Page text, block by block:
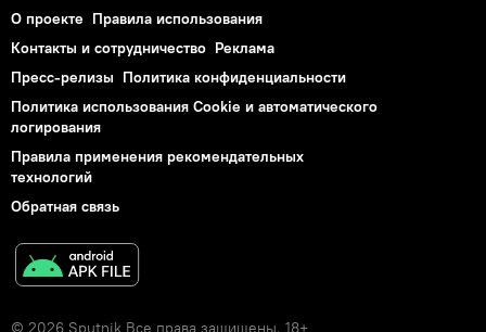
О проекте Правила использования
Контакты и сотрудничество Реклама
Пресс-релизы Политика конфиденциальности
Политика использования Cookie и автоматического
логирования
Правила применения рекомендательных
технологий
Обратная связь
© 2026 Sputnik Все права защищены. 18+